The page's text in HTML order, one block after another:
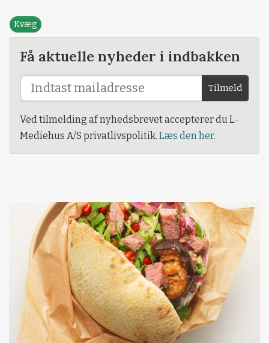
Kvæg
Få aktuelle nyheder i indbakken
Tilmeld
Ved tilmelding af nyhedsbrevet accepterer du L-
Mediehus A/S privatlivspolitik. Læs den her.